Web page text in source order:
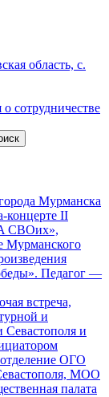
область, с.
сотрудничестве
Мурманска
концерте II
СВОих»,
Мурманского
Педагог —
встреча,
и
Севастополя и
ОГО
МОО
палата